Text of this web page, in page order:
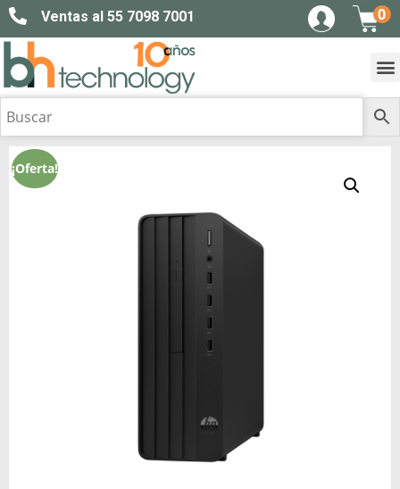
Ventas al 55 7098 7001 0
¡Oferta!